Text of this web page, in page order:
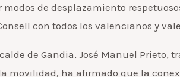
de desplazamiento
con todos los valencianos y
de Gandia, José Manuel
movilidad, ha afirmado que la